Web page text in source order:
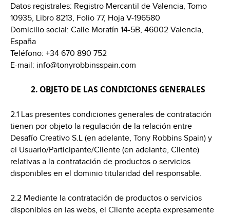
Datos registrales: Registro Mercantil de Valencia, Tomo
10935, Libro 8213, Folio 77, Hoja V-196580
Domicilio social: Calle Moratín 14-5B, 46002 Valencia,
España
Teléfono: +34 670 890 752
E-mail: info@tonyrobbinsspain.com
2. OBJETO DE LAS CONDICIONES GENERALES
2.1 Las presentes condiciones generales de contratación
tienen por objeto la regulación de la relación entre
Desafío Creativo S.L (en adelante, Tony Robbins Spain) y
el Usuario/Participante/Cliente (en adelante, Cliente)
relativas a la contratación de productos o servicios
disponibles en el dominio titularidad del responsable.
2.2 Mediante la contratación de productos o servicios
disponibles en las webs, el Cliente acepta expresamente